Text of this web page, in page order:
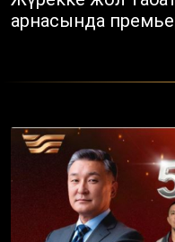
арнасында